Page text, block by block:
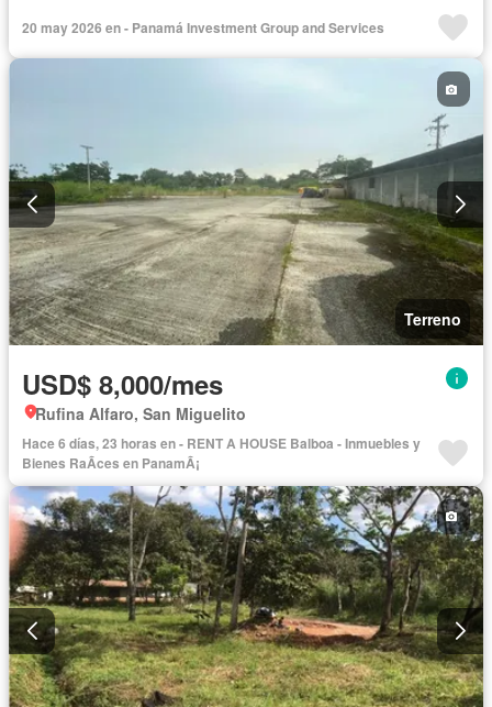
20 may 2026 en - Panamá Investment Group and Services
Terreno
USD$ 8,000/mes
Rufina Alfaro, San Miguelito
Hace 6 días, 23 horas en - RENT A HOUSE Balboa - Inmuebles y
Bienes RaÃ­ces en PanamÃ¡